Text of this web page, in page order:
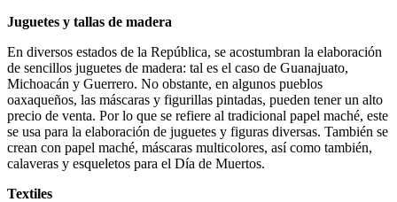
Juguetes y tallas de madera
En diversos estados de la República, se acostumbran la elaboración
de sencillos juguetes de madera: tal es el caso de Guanajuato,
Michoacán y Guerrero. No obstante, en algunos pueblos
oaxaqueños, las máscaras y figurillas pintadas, pueden tener un alto
precio de venta. Por lo que se refiere al tradicional papel maché, este
se usa para la elaboración de juguetes y figuras diversas. También se
crean con papel maché, máscaras multicolores, así como también,
calaveras y esqueletos para el Día de Muertos.
Textiles